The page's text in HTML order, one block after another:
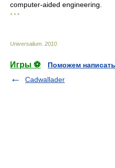
computer-aided engineering.
* * *
Universalium 2010
Игры ⚽
Поможем
Cadwallader